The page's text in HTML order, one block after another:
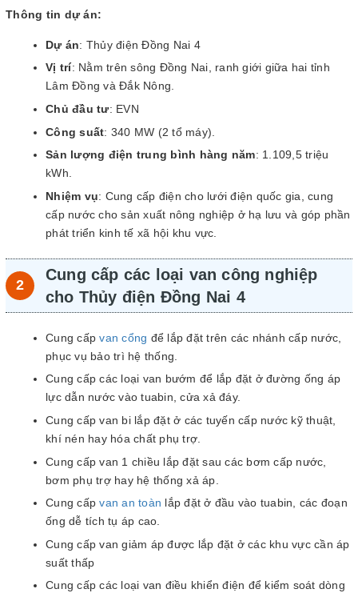
Thông tin dự án:
Dự án: Thủy điện Đồng Nai 4
Vị trí: Nằm trên sông Đồng Nai, ranh giới giữa hai tỉnh
Lâm Đồng và Đắk Nông.
Chủ đầu tư: EVN
Công suất: 340 MW (2 tổ máy).
Sản lượng điện trung bình hàng năm: 1.109,5 triệu
kWh.
Nhiệm vụ: Cung cấp điện cho lưới điện quốc gia, cung
cấp nước cho sản xuất nông nghiệp ở hạ lưu và góp phần
phát triển kinh tế xã hội khu vực.
Cung cấp các loại van công nghiệp
cho Thủy điện Đồng Nai 4
Cung cấpvan cổng để lắp đặt trên các nhánh cấp nước,
phục vụ bảo trì hệ thống.
Cung cấp các loại van bướm để lắp đặt ở đường ống áp
lực dẫn nước vào tuabin, cửa xả đáy.
Cung cấp van bi lắp đặt ở các tuyến cấp nước kỹ thuật,
khí nén hay hóa chất phụ trợ.
Cung cấp van 1 chiều lắp đặt sau các bơm cấp nước,
bơm phụ trợ hay hệ thống xả áp.
Cung cấpvan an toàn lắp đặt ở đầu vào tuabin, các đoạn
ống dễ tích tụ áp cao.
Cung cấp van giảm áp được lắp đặt ở các khu vực cần áp
suất thấp
Cung cấp các loại van điều khiển điện để kiểm soát dòng